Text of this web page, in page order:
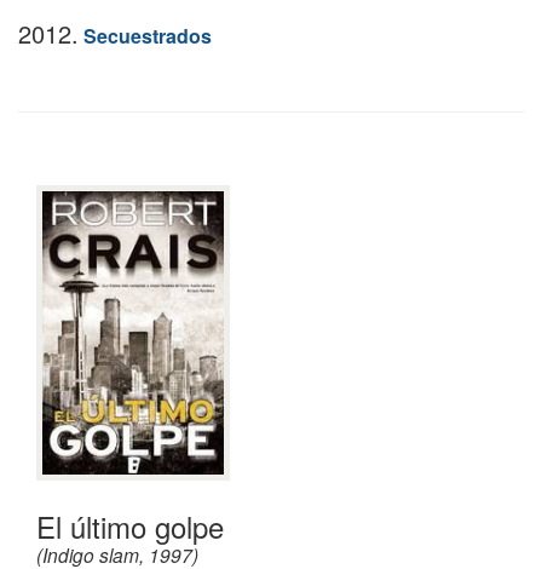
2012. Secuestrados
El último golpe
(Indigo slam, 1997)